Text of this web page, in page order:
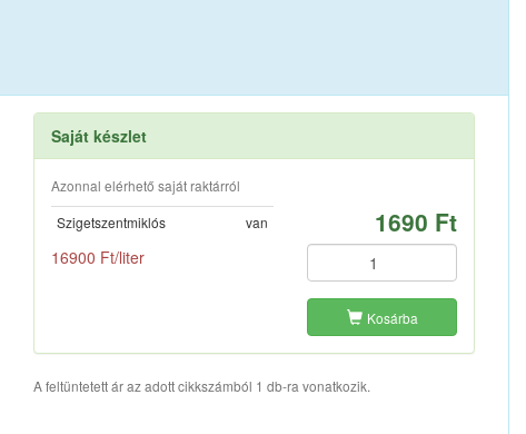
Saját készlet
Azonnal elérhető saját raktárról
Szigetszentmiklós
van
16900 Ft/liter
1690 Ft
Kosárba
A feltüntetett ár az adott cikkszámból 1 db-ra vonatkozik.